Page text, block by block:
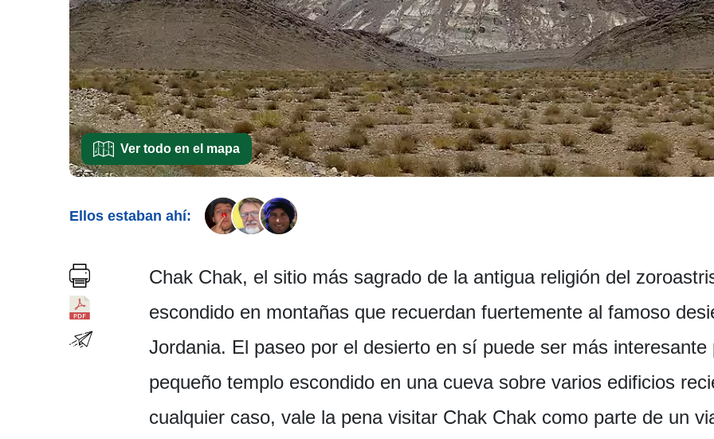
Ver todo en el mapa
Ellos estaban ahí:
Chak Chak, el sitio más sagrado de la antigua religión del
escondido en montañas que recuerdan fuertemente al famoso
Jordania. El paseo por el desierto en sí puede ser más interesante
pequeño templo escondido en una cueva sobre varios edificios
cualquier caso, vale la pena visitar Chak Chak como parte de un